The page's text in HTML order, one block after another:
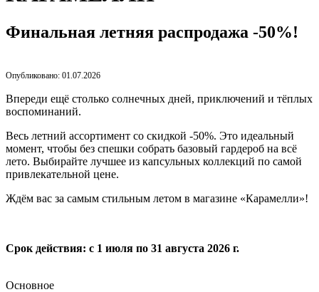
Финальная летняя распродажа -50%!
Опубликовано: 01.07.2026
Впереди ещё столько солнечных дней, приключений и тёплых
воспоминаний.
Весь летний ассортимент со скидкой -50%. Это идеальный
момент, чтобы без спешки собрать базовый гардероб на всё
лето. Выбирайте лучшее из капсульных коллекций по самой
привлекательной цене.
Ждём вас за самым стильным летом в магазине «Карамелли»!
Срок действия: с 1 июля по 31 августа 2026 г.
Основное